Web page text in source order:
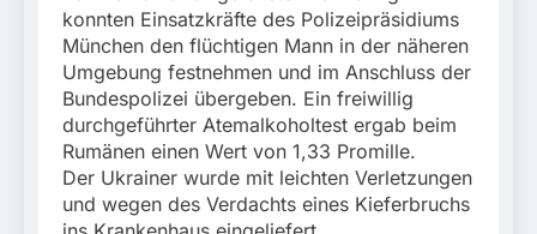
konnten Einsatzkräfte des Polizeipräsidiums
München den flüchtigen Mann in der näheren
Umgebung festnehmen und im Anschluss der
Bundespolizei übergeben. Ein freiwillig
durchgeführter Atemalkoholtest ergab beim
Rumänen einen Wert von 1,33 Promille.
Der Ukrainer wurde mit leichten Verletzungen
und wegen des Verdachts eines Kieferbruchs